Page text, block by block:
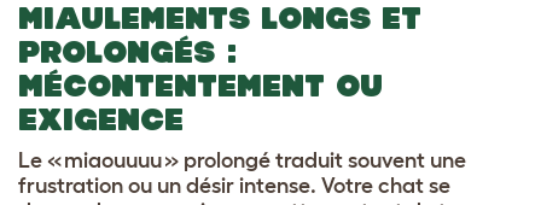
MIAULEMENTS LONGS ET
PROLONGÉS :
MÉCONTENTEMENT OU
EXIGENCE
Le « miaouuuu » prolongé traduit souvent une
frustration ou un désir intense. Votre chat se